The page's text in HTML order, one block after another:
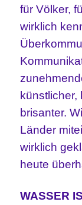
für Völker,
wirklich
künstlicher,
brisanter.
Länder
wirklich
heute
WASSER